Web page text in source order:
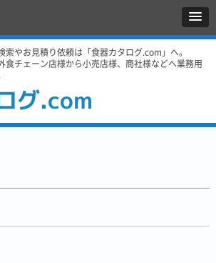
やお見積り依頼は「食器カタログ.com」へ。
食チェーン店様から小売店様、商社様などへ業務用
グ.com